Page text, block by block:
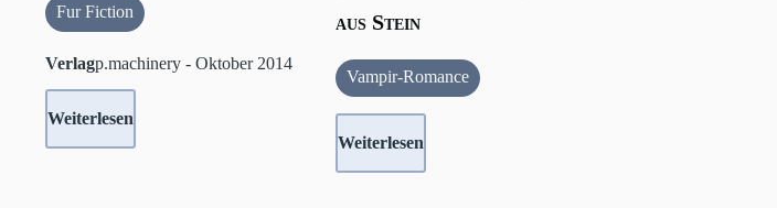
Fur Fiction
Verlagp.machinery - Oktober 2014
Weiterlesen
aus Stein
Vampir-Romance
Weiterlesen